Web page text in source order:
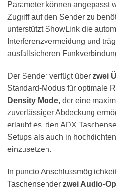
Parameter können angepasst
Zugriff auf den Sender zu
unterstützt ShowLink die
Interferenzvermeidung und
ausfallsicheren
Der Sender verfügt über zwei
Standard-Modus für optimale
Density Mode, der eine
zuverlässiger Abdeckung
erlaubt es, den ADX
Setups als auch in
einzusetzen.
In puncto
Taschensender zwei Audio-